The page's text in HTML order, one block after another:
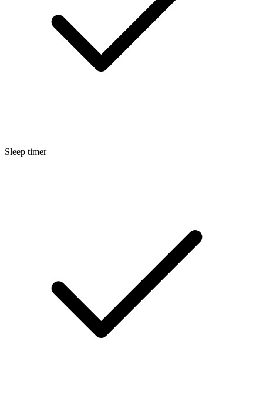
Sleep timer